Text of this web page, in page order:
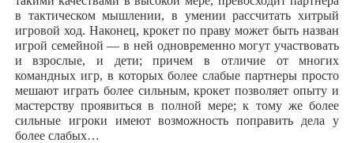
в тактическом мышлении, в умении рассчитать хитрый
игровой ход. Наконец, крокет по праву может быть назван
игрой семейной — в ней одновременно могут участвовать
и взрослые, и дети; причем в отличие от многих
командных игр, в которых более слабые партнеры просто
мешают играть более сильным, крокет позволяет опыту и
мастерству проявиться в полной мере; к тому же более
сильные игроки имеют возможность поправить дела у
более слабых…